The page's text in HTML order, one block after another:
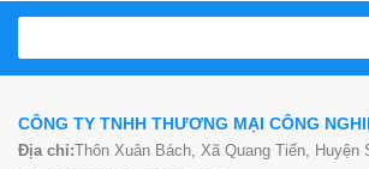
CÔNG TY TNHH THƯƠNG MẠI CÔNG
Địa chỉ:Thôn Xuân Bách, Xã Quang Tiến, Huyện